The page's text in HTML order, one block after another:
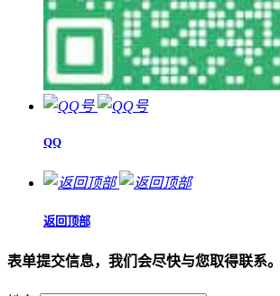
QQ
返回顶部
表单提交信息，我们会尽快与您取得联系。